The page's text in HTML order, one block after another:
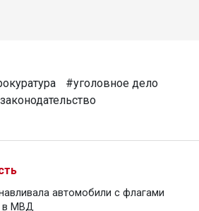
#уголовное дело
автомобили с флагами
в МВД